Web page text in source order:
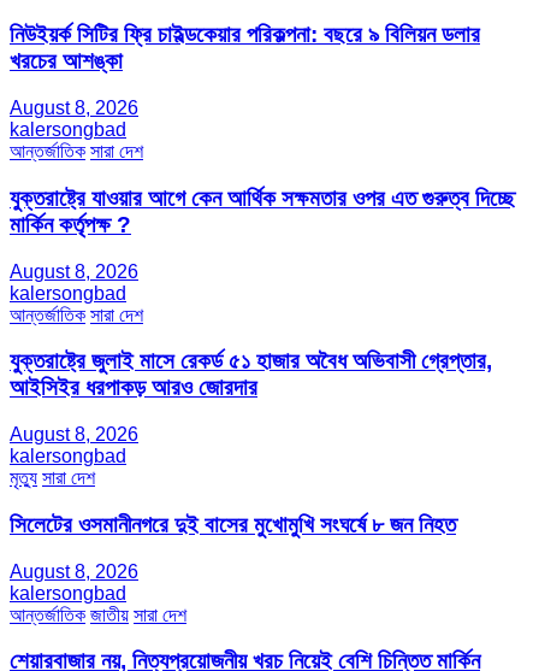
নিউইয়র্ক সিটির ফ্রি চাইল্ডকেয়ার পরিকল্পনা: বছরে ৯ বিলিয়ন ডলার
খরচের আশঙ্কা
August 8, 2026
kalersongbad
আন্তর্জাতিক সারা দেশ
যুক্তরাষ্ট্রে যাওয়ার আগে কেন আর্থিক সক্ষমতার ওপর এত গুরুত্ব দিচ্ছে
মার্কিন কর্তৃপক্ষ ?
August 8, 2026
kalersongbad
আন্তর্জাতিক সারা দেশ
যুক্তরাষ্ট্রে জুলাই মাসে রেকর্ড ৫১ হাজার অবৈধ অভিবাসী গ্রেপ্তার,
আইসিইর ধরপাকড় আরও জোরদার
August 8, 2026
kalersongbad
মৃত্যু সারা দেশ
সিলেটের ওসমানীনগরে দুই বাসের মুখোমুখি সংঘর্ষে ৮ জন নিহত
August 8, 2026
kalersongbad
আন্তর্জাতিক জাতীয় সারা দেশ
শেয়ারবাজার নয়, নিত্যপ্রয়োজনীয় খরচ নিয়েই বেশি চিন্তিত মার্কিন